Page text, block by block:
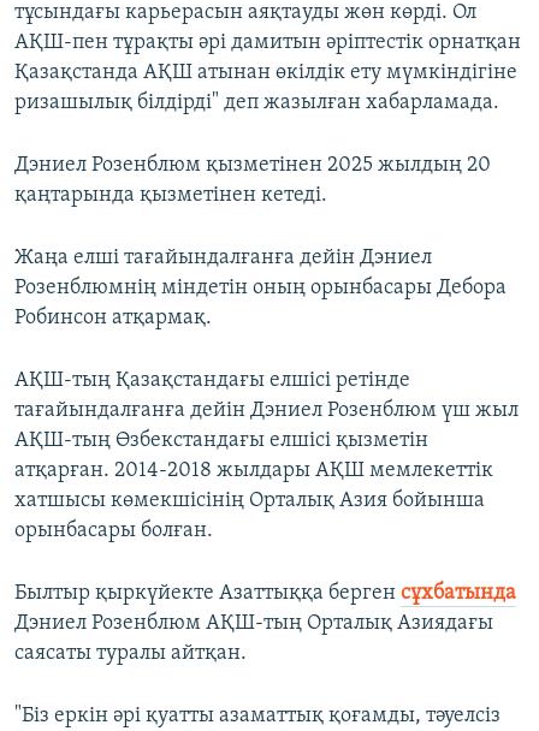
тұсындағы карьерасын аяқтауды жөн көрді. Ол
АҚШ-пен тұрақты әрі дамитын әріптестік орнатқан
Қазақстанда АҚШ атынан өкілдік ету мүмкіндігіне
ризашылық білдірді" деп жазылған хабарламада.
Дэниел Розенблюм қызметінен 2025 жылдың 20
қаңтарында қызметінен кетеді.
Жаңа елші тағайындалғанға дейін Дэниел
Розенблюмнің міндетін оның орынбасары Дебора
Робинсон атқармақ.
АҚШ-тың Қазақстандағы елшісі ретінде
тағайындалғанға дейін Дэниел Розенблюм үш жыл
АҚШ-тың Өзбекстандағы елшісі қызметін
атқарған. 2014-2018 жылдары АҚШ мемлекеттік
хатшысы көмекшісінің Орталық Азия бойынша
орынбасары болған.
Былтыр қыркүйекте Азаттыққа берген сұхбатында
Дэниел Розенблюм АҚШ-тың Орталық Азиядағы
саясаты туралы айтқан.
"Біз еркін әрі қуатты азаматтық қоғамды, тәуелсіз